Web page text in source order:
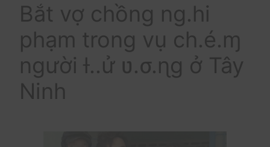
Bắt vợ chồng ng.hi
phạm trong vụ ch.é.ɱ
người ƚ..ử ʋ.σ.ɳg ở Tây
Ninh